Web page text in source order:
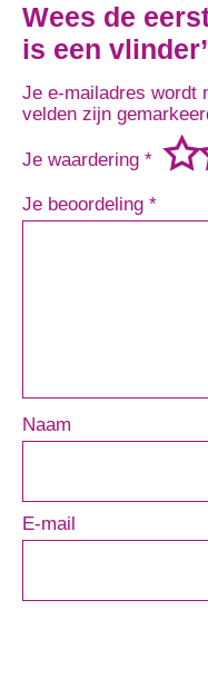
Wees de
is een
Je e-mailadres wordt
velden zijn
Je waardering *
Je beoordeling *
Naam
E-mail